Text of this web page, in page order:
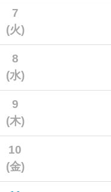
7
(火)
8
(水)
9
(木)
10
(金)